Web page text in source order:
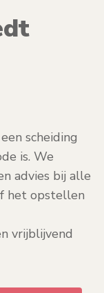
scheiding
is. We
advies bij alle
het opstellen
vrijblijvend